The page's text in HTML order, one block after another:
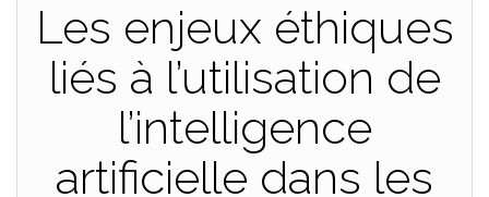
Les enjeux éthiques
liés à l’utilisation de
l’intelligence
artificielle dans les